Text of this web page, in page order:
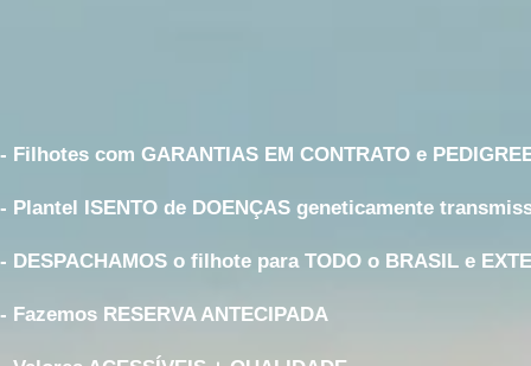
- Filhotes com GARANTIAS EM CONTRATO e
- Plantel ISENTO de DOENÇAS geneticamente
- DESPACHAMOS o filhote para TODO o BRASIL e
- Fazemos RESERVA ANTECIPADA